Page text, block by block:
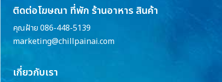
ติดต่อโฆษณา ที่พัก ร้านอาหาร สินค้า
คุณฝ้าย 086-448-5139
marketing@chillpainai.com
เกี่ยวกับเรา